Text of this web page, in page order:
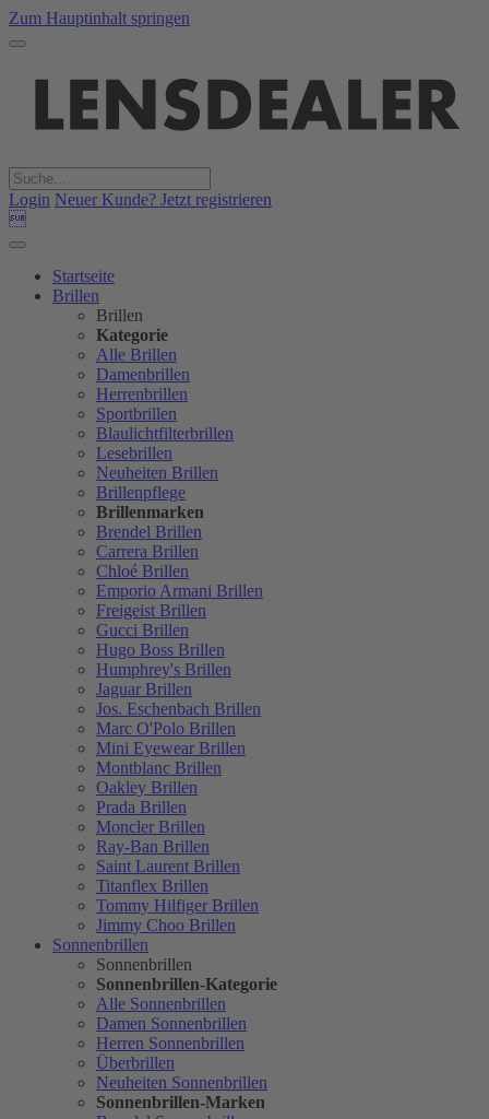
Zum Hauptinhalt springen
Login Neuer Kunde? Jetzt registrieren

Startseite
Brillen
Brillen
Kategorie
Alle Brillen
Damenbrillen
Herrenbrillen
Sportbrillen
Blaulichtfilterbrillen
Lesebrillen
Neuheiten Brillen
Brillenpflege
Brillenmarken
Brendel Brillen
Carrera Brillen
Chloé Brillen
Emporio Armani Brillen
Freigeist Brillen
Gucci Brillen
Hugo Boss Brillen
Humphrey's Brillen
Jaguar Brillen
Jos. Eschenbach Brillen
Marc O'Polo Brillen
Mini Eyewear Brillen
Montblanc Brillen
Oakley Brillen
Prada Brillen
Moncler Brillen
Ray-Ban Brillen
Saint Laurent Brillen
Titanflex Brillen
Tommy Hilfiger Brillen
Jimmy Choo Brillen
Sonnenbrillen
Sonnenbrillen
Sonnenbrillen-Kategorie
Alle Sonnenbrillen
Damen Sonnenbrillen
Herren Sonnenbrillen
Überbrillen
Neuheiten Sonnenbrillen
Sonnenbrillen-Marken